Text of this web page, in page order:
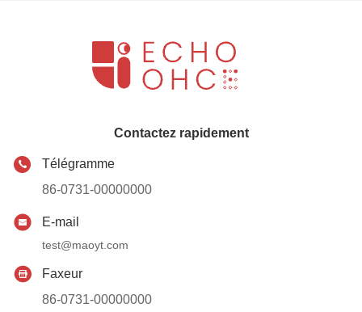
Contactez rapidement
Télégramme
86-0731-00000000
E-mail
test@maoyt.com
Faxeur
86-0731-00000000